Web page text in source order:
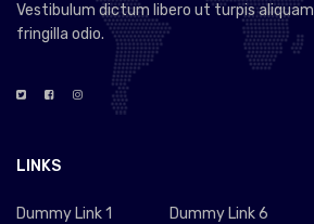
Vestibulum dictum libero ut turpis aliquam
fringilla odio.
LINKS
Dummy Link 1 Dummy Link 6